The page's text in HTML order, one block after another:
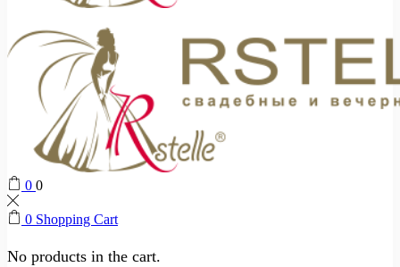
0 0
0 Shopping Cart
No products in the cart.